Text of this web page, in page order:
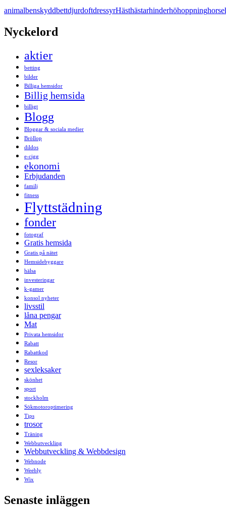
animalbenskyddbettdjurdoftdressyrHästhästarhinderhöhoppninghorse
Nyckelord
aktier
betting
bilder
Billiga hemsidor
Billig hemsida
billigt
Blogg
Bloggar & sociala medier
Bröllop
dildos
e-cigg
ekonomi
Erbjudanden
familj
fitness
Flyttstädning
fonder
fotograf
Gratis hemsida
Gratis på nätet
Hemsidebyggare
hälsa
investeringar
k-gamer
konsol nyheter
livsstil
låna pengar
Mat
Privata hemsidor
Rabatt
Rabattkod
Resor
sexleksaker
skönhet
sport
stockholm
Sökmotoroptimering
Tips
trosor
Träning
Webbutveckling
Webbutveckling & Webbdesign
Webnode
Weebly
Wix
Senaste inläggen